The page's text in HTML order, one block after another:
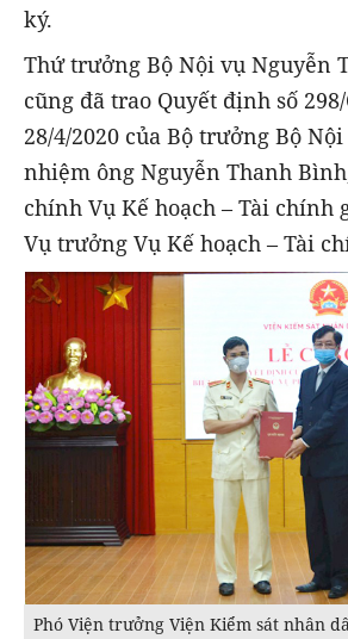
ký.
Thứ trưởng Bộ Nội vụ Nguyễn
cũng đã trao Quyết định số
28/4/2020 của Bộ trưởng Bộ
nhiệm ông Nguyễn Thanh
chính Vụ Kế hoạch – Tài chính
Vụ trưởng Vụ Kế hoạch – Tài
Phó Viện trưởng Viện Kiểm sát nhân